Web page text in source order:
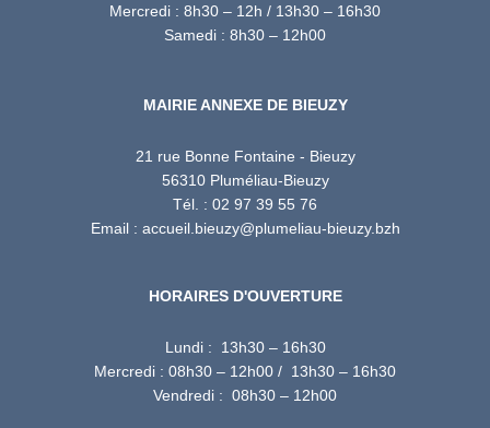
Mercredi : 8h30 – 12h / 13h30 – 16h30
Samedi : 8h30 – 12h00
MAIRIE ANNEXE DE BIEUZY
21 rue Bonne Fontaine - Bieuzy
56310 Pluméliau-Bieuzy
Tél. : 02 97 39 55 76
Email : accueil.bieuzy@plumeliau-bieuzy.bzh
HORAIRES D'OUVERTURE
Lundi : 13h30 – 16h30
Mercredi : 08h30 – 12h00 / 13h30 – 16h30
Vendredi : 08h30 – 12h00